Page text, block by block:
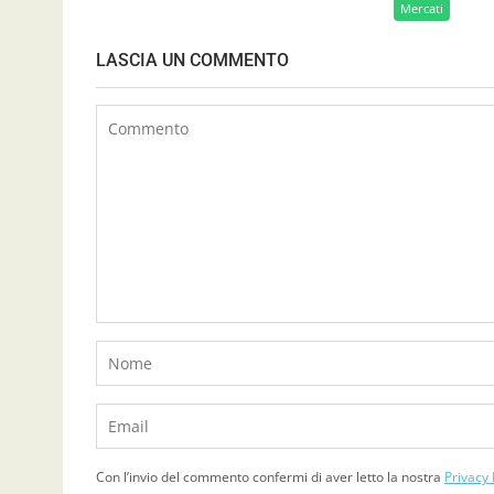
Mercati
LASCIA UN COMMENTO
Con l’invio del commento confermi di aver letto la nostra Privacy